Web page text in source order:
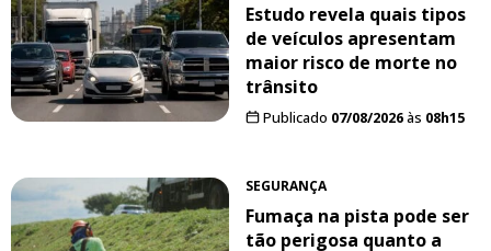
Estudo revela quais tipos
de veículos apresentam
maior risco de morte no
trânsito
Publicado 07/08/2026às 08h15
SEGURANÇA
Fumaça na pista pode ser
tão perigosa quanto a